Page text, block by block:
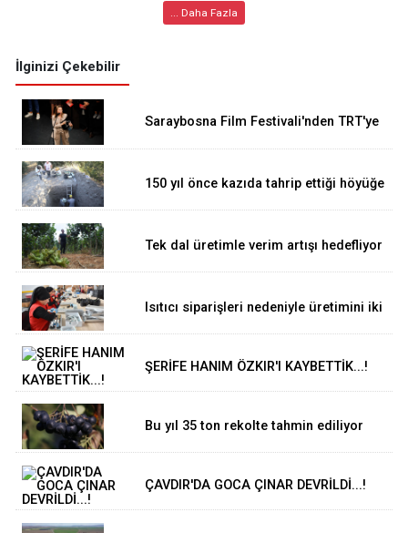
... Daha Fazla
İlginizi Çekebilir
Saraybosna Film Festivali'nden TRT'ye
150 yıl önce kazıda tahrip ettiği höyüğe
Tek dal üretimle verim artışı hedefliyor
Isıtıcı siparişleri nedeniyle üretimini iki
ŞERİFE HANIM ÖZKIR'I KAYBETTİK...!
Bu yıl 35 ton rekolte tahmin ediliyor
ÇAVDIR'DA GOCA ÇINAR DEVRİLDİ...!